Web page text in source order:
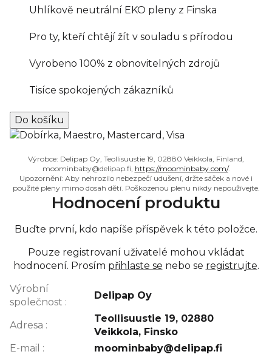
Uhlíkově neutrální EKO pleny z Finska
Pro ty, kteří chtějí žít v souladu s přírodou
Vyrobeno 100% z obnovitelných zdrojů
Tisíce spokojených zákazníků
Výrobce: Delipap Oy, Teollisuustie 19, 02880 Veikkola, Finland,
moominbaby@delipap.fi, https://moominbaby.com/.
Upozornění: Aby nehrozilo nebezpečí udušení, držte sáček a nové i
použité pleny mimo dosah dětí. Poškozenou plenu nikdy nepoužívejte.
Hodnocení produktu
Buďte první, kdo napíše příspěvek k této položce.
Pouze registrovaní uživatelé mohou vkládat
hodnocení. Prosím přihlaste se nebo se registrujte.
Výrobní
společnost :
Delipap Oy
Adresa :
Teollisuustie 19, 02880
Veikkola, Finsko
E-mail : moominbaby@delipap.fi